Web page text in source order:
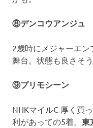
⑧デンコウアンジュ
2歳時にメジャーエ
舞台。状態も良さそ
⑨プリモシーン
NHKマイルC 厚く買
利があっての5着。 東